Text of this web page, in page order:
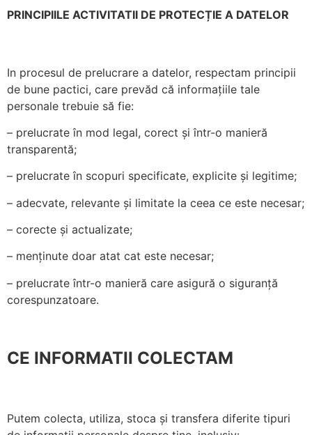
PRINCIPIILE ACTIVITATII DE PROTECȚIE A DATELOR
In procesul de prelucrare a datelor, respectam principii
de bune pactici, care prevăd că informațiile tale
personale trebuie să fie:
– prelucrate în mod legal, corect și într-o manieră
transparentă;
– prelucrate în scopuri specificate, explicite și legitime;
– adecvate, relevante și limitate la ceea ce este necesar;
– corecte și actualizate;
– menținute doar atat cat este necesar;
– prelucrate într-o manieră care asigură o siguranță
corespunzatoare.
CE INFORMATII COLECTAM
Putem colecta, utiliza, stoca și transfera diferite tipuri
îmbunătăți
funcționalitatea
și structura
site-ului web,
în ​​funcție de
modul în care
este utilizat
Pentru ca site-
funcționeze cât
în timpul vizitei
dumneavoastră.
funcționalități
vor dispărea de
Marketing